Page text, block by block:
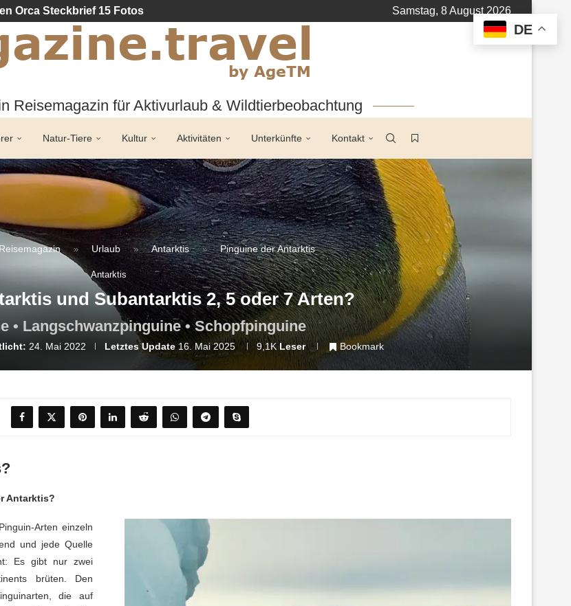
Orca Steckbrief 15 Fotos Samstag, 8 August 2026
Reisemagazin für Aktivurlaub & Wildtierbeobachtung
Natur-Tiere Kultur Aktivitäten Unterkünfte Kontakt
Reisemagazin » Urlaub » Antarktis » Pinguine der Antarktis
Antarktis
und Subantarktis 2, 5 oder 7 Arten?
• Langschwanzpinguine • Schopfpinguine
24. Mai 2022 Letztes Update 16. Mai 2025 9,1K Leser Bookmark
Antarktis?
Arten einzeln
und jede Quelle
Es gibt nur zwei
brüten. Den
die auf
DE